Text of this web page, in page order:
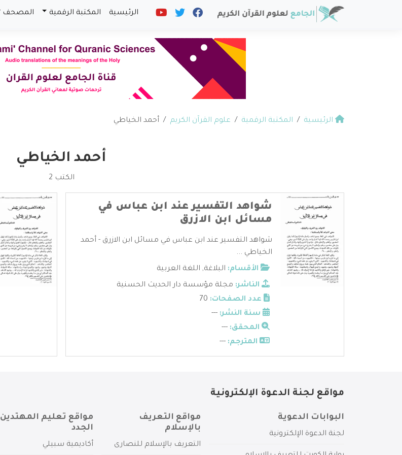
الرئيسية المكتبة الرقمية المصحف
الرئيسية المكتبة الرقمية علوم القرآن الكريم أحمد الخياطي
أحمد الخياطي
الكتب 2
شواهد التفسير عند ابن عباس في
مسائل ابن الازرق
شواهد التفسير عند ابن عباس في مسائل ابن الازرق - أحمد
الخياطي ...
الأقسام: البلاغة, اللغة العربية
الناشر: مجلة مؤسسة دار الحديث الحسنية
عدد الصفحات:
سنة النشر: ---
المحقق: ---
المترجم: ---
مواقع لجنة الدعوة الإلكترونية
البوابات الدعوية
لجنة الدعوة الإلكترونية
مواقع التعريف
بالإسلام
التعريف بالإسلام للنصارى
مواقع تعليم المهتدين
الجدد
أكاديمية سبيلي